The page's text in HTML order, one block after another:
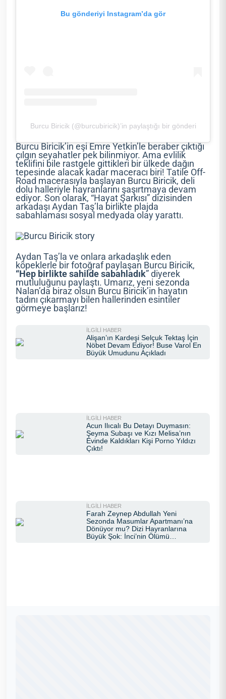
Bu gönderiyi Instagram’da gör
Burcu Biricik (@burcubiricik)’in paylaştığı bir gönderi
Burcu Biricik’in eşi Emre Yetkin’le beraber çıktığı
çılgın seyahatler pek bilinmiyor. Ama evlilik
teklifini bile rastgele gittikleri bir ülkede dağın
tepesinde alacak kadar maceracı biri! Tatile Off-
Road macerasıyla başlayan Burcu Biricik, deli
dolu halleriyle hayranlarını şaşırtmaya devam
ediyor. Son olarak, “Hayat Şarkısı” dizisinden
arkadaşı Aydan Taş’la birlikte plajda
sabahlaması sosyal medyada olay yarattı.
Aydan Taş’la ve onlara arkadaşlık eden
köpeklerle bir fotoğraf paylaşan Burcu Biricik,
“Hep birlikte sahilde sabahladık” diyerek
mutluluğunu paylaştı. Umarız, yeni sezonda
Nalan’da biraz olsun Burcu Biricik’in hayatın
tadını çıkarmayı bilen hallerinden esintiler
görmeye başlarız!